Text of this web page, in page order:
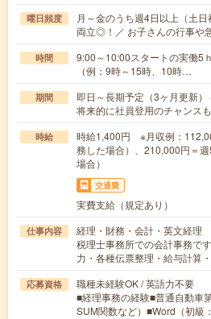
曜日頻度
月～金のうち週4日以上（土
両立◎！／ お子さんの行事や
時間
9:00～10:00スタートの実働5
（例：9時～15時、10時…
期間
即日～長期予定（3ヶ月更新
将来的に社員登用のチャンス
時給
時給1,400円 ※月収例：
務した場合）、210,000円＝
場合）
交通費
実費支給（規定あり）
仕事内容
経理・財務・会計・英文経理
税理士事務所での会計事務で
力・各種伝票整理・給与計算
応募資格
職種未経験OK / 英語力不要
■経理事務の経験■普通自動車
SUM関数など）■Word（初級